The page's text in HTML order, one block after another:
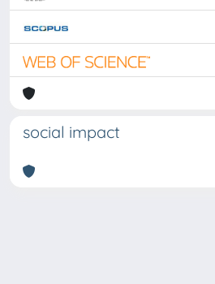
social impact